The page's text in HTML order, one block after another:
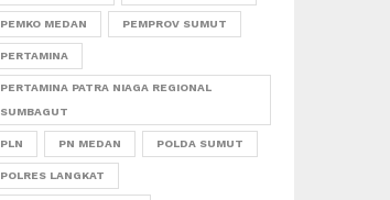
PEMKO MEDAN PEMPROV SUMUT
PERTAMINA
PERTAMINA PATRA NIAGA REGIONAL
SUMBAGUT
PLN PN MEDAN POLDA SUMUT
POLRES LANGKAT